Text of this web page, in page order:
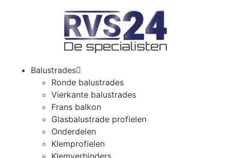
Balustrades
Ronde balustrades
Vierkante balustrades
Frans balkon
Glasbalustrade profielen
Onderdelen
Klemprofielen
Klemverbinders